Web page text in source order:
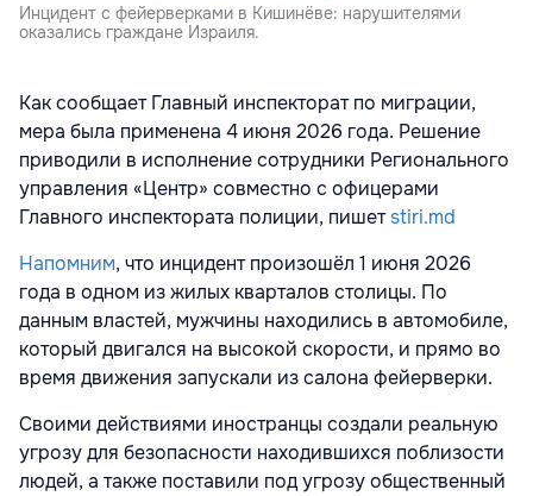
Инцидент с фейерверками в Кишинёве: нарушителями
оказались граждане Израиля.
Как сообщает Главный инспекторат по миграции,
мера была применена 4 июня 2026 года. Решение
приводили в исполнение сотрудники Регионального
управления «Центр» совместно с офицерами
Главного инспектората полиции, пишетstiri.md
Напомним, что инцидент произошёл 1 июня 2026
года в одном из жилых кварталов столицы. По
данным властей, мужчины находились в автомобиле,
который двигался на высокой скорости, и прямо во
время движения запускали из салона фейерверки.
Своими действиями иностранцы создали реальную
угрозу для безопасности находившихся поблизости
людей, а также поставили под угрозу общественный